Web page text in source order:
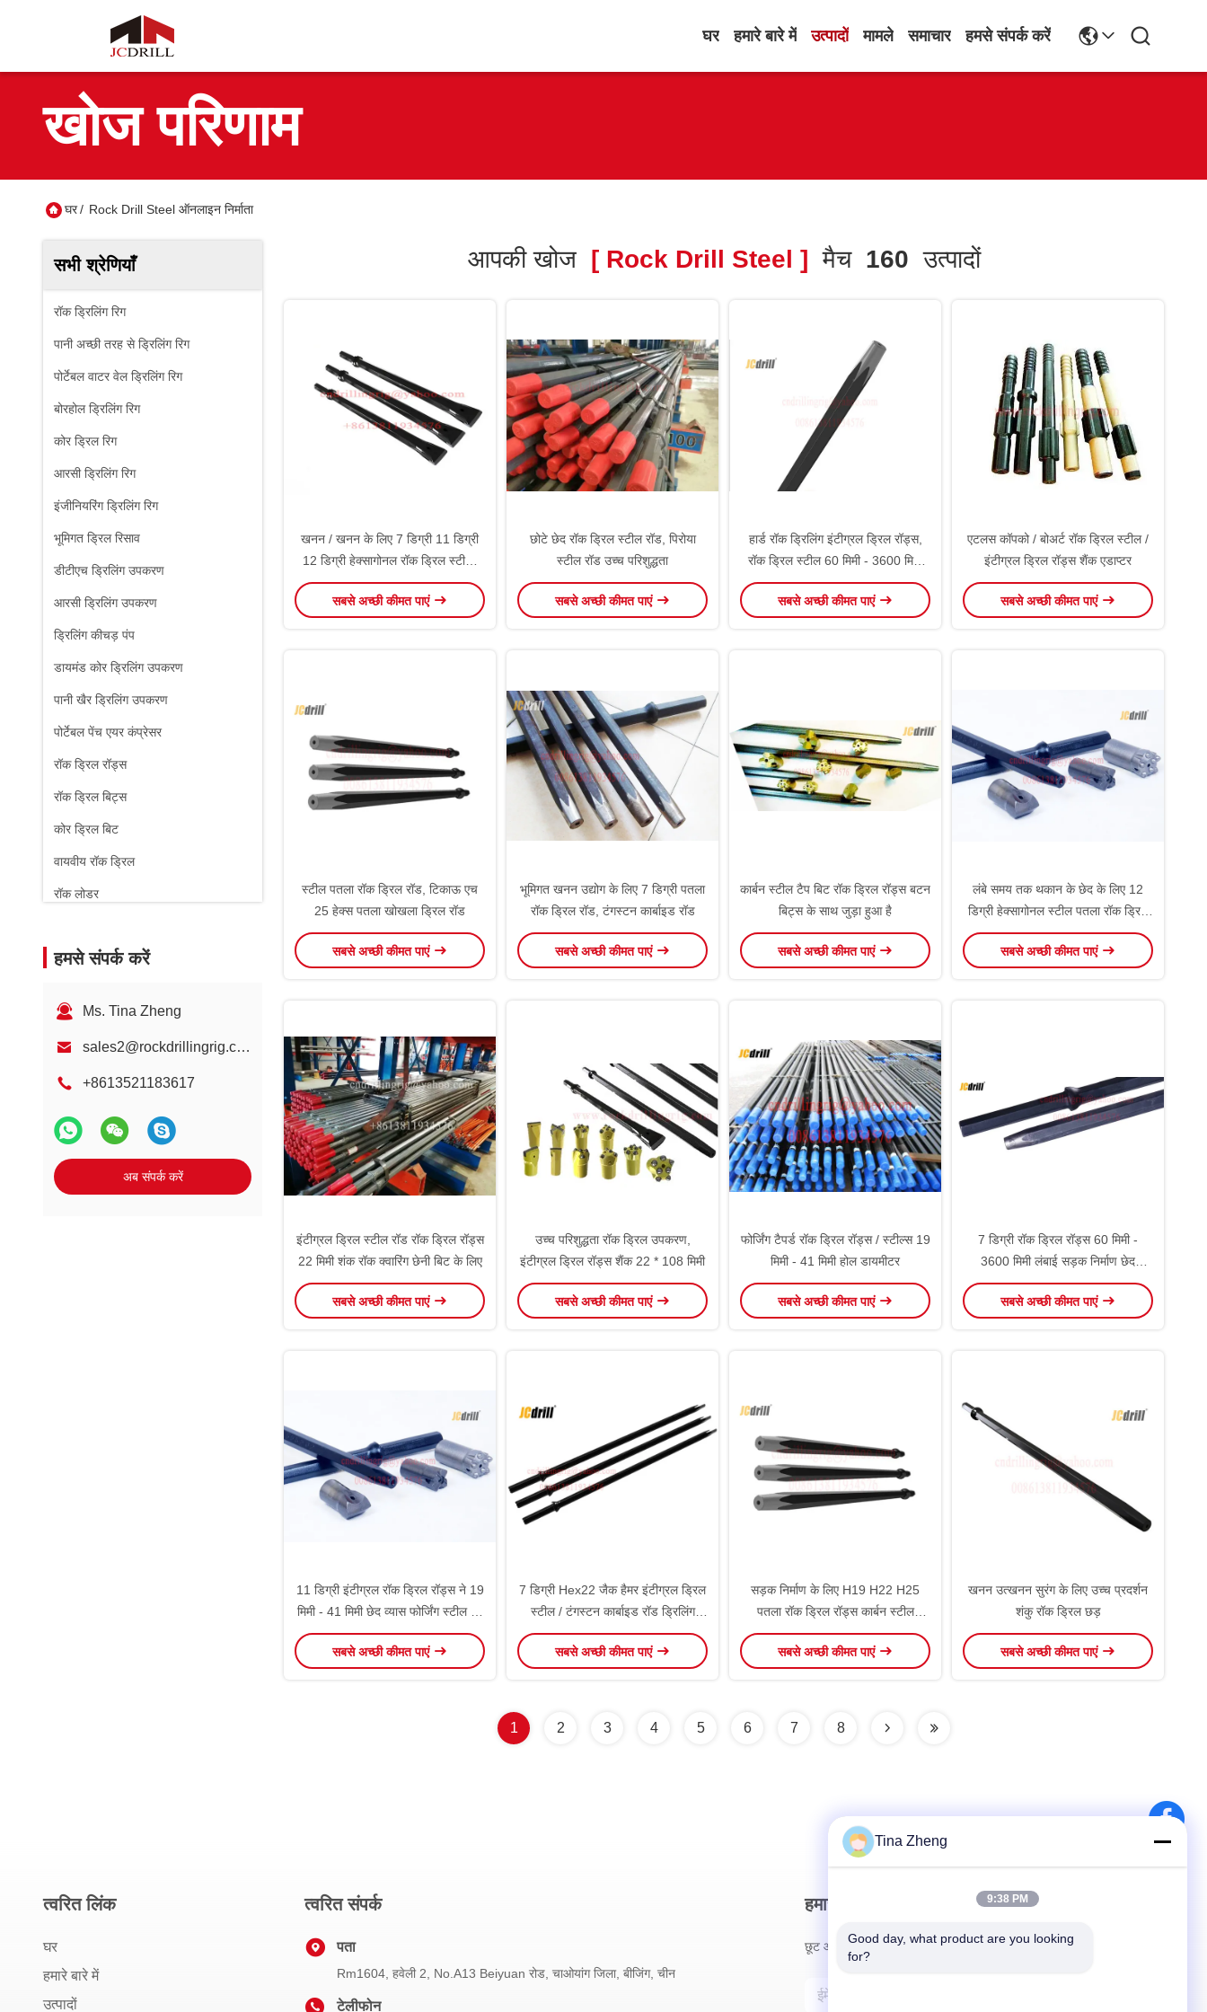
घर हमारे बारे में उत्पादों मामले समाचार हमसे संपर्क करें
खोज परिणाम
घर/ Rock Drill Steel ऑनलाइन निर्माता
सभी श्रेणियाँ
रॉक ड्रिलिंग रिग
पानी अच्छी तरह से ड्रिलिंग रिग
पोर्टेबल वाटर वेल ड्रिलिंग रिग
बोरहोल ड्रिलिंग रिग
कोर ड्रिल रिग
आरसी ड्रिलिंग रिग
इंजीनियरिंग ड्रिलिंग रिग
भूमिगत ड्रिल रिसाव
डीटीएच ड्रिलिंग उपकरण
आरसी ड्रिलिंग उपकरण
ड्रिलिंग कीचड़ पंप
डायमंड कोर ड्रिलिंग उपकरण
पानी खैर ड्रिलिंग उपकरण
पोर्टेबल पेंच एयर कंप्रेसर
रॉक ड्रिल रॉड्स
रॉक ड्रिल बिट्स
कोर ड्रिल बिट
वायवीय रॉक ड्रिल
रॉक लोडर
हमसे संपर्क करें
Ms. Tina Zheng
sales2@rockdrillingrig.com
+8613521183617
अब संपर्क करें
आपकी खोज[ Rock Drill Steel ] मैच 160 उत्पादों
खनन / खनन के लिए 7 डिग्री 11 डिग्री
12 डिग्री हेक्सागोनल रॉक ड्रिल स्टील,
इंटीग्रल ड्रिल रॉड्स
सबसे अच्छी कीमत पाएं
छोटे छेद रॉक ड्रिल स्टील रॉड, पिरोया
स्टील रॉड उच्च परिशुद्धता
सबसे अच्छी कीमत पाएं
हार्ड रॉक ड्रिलिंग इंटीग्रल ड्रिल रॉड्स,
रॉक ड्रिल स्टील 60 मिमी - 3600 मिमी
लंबाई
सबसे अच्छी कीमत पाएं
एटलस कॉपको / बोअर्ट रॉक ड्रिल स्टील /
इंटीग्रल ड्रिल रॉड्स शैंक एडाप्टर
सबसे अच्छी कीमत पाएं
स्टील पतला रॉक ड्रिल रॉड, टिकाऊ एच
25 हेक्स पतला खोखला ड्रिल रॉड
सबसे अच्छी कीमत पाएं
भूमिगत खनन उद्योग के लिए 7 डिग्री पतला
रॉक ड्रिल रॉड, टंगस्टन कार्बाइड रॉड
सबसे अच्छी कीमत पाएं
कार्बन स्टील टैप बिट रॉक ड्रिल रॉड्स बटन
बिट्स के साथ जुड़ा हुआ है
सबसे अच्छी कीमत पाएं
लंबे समय तक थकान के छेद के लिए 12
डिग्री हेक्सागोनल स्टील पतला रॉक ड्रिल
रॉड
सबसे अच्छी कीमत पाएं
इंटीग्रल ड्रिल स्टील रॉड रॉक ड्रिल रॉड्स
22 मिमी शंक रॉक क्वारिंग छेनी बिट के लिए
सबसे अच्छी कीमत पाएं
उच्च परिशुद्धता रॉक ड्रिल उपकरण,
इंटीग्रल ड्रिल रॉड्स शैंक 22 * ​​108 मिमी
सबसे अच्छी कीमत पाएं
फोर्जिंग टैपर्ड रॉक ड्रिल रॉड्स / स्टील्स 19
मिमी - 41 मिमी होल डायमीटर
सबसे अच्छी कीमत पाएं
7 डिग्री रॉक ड्रिल रॉड्स 60 मिमी -
3600 मिमी लंबाई सड़क निर्माण छेद
ड्रिलिंग
सबसे अच्छी कीमत पाएं
11 डिग्री इंटीग्रल रॉक ड्रिल रॉड्स ने 19
मिमी - 41 मिमी छेद व्यास फोर्जिंग स्टील को
टैप किया
सबसे अच्छी कीमत पाएं
7 डिग्री Hex22 जैक हैमर इंटीग्रल ड्रिल
स्टील / टंगस्टन कार्बाइड रॉड ड्रिलिंग
उपकरण
सबसे अच्छी कीमत पाएं
सड़क निर्माण के लिए H19 H22 H25
पतला रॉक ड्रिल रॉड्स कार्बन स्टील
सामग्री
सबसे अच्छी कीमत पाएं
खनन उत्खनन सुरंग के लिए उच्च प्रदर्शन
शंकु रॉक ड्रिल छड़
सबसे अच्छी कीमत पाएं
1 2 3 4 5 6 7 8
त्वरित लिंक
घर
हमारे बारे में
उत्पादों
त्वरित संपर्क
पता
Rm1604, हवेली 2, No.A13 Beiyuan रोड, चाओयांग जिला, बीजिंग, चीन
टेलीफोन
हमारा समाचार पत्र
छूट और अधिक के लिए हमारे न्यूज़लेटर की सदस्यता लें।
Tina Zheng
9:38 PM
Good day, what product are you looking
for?